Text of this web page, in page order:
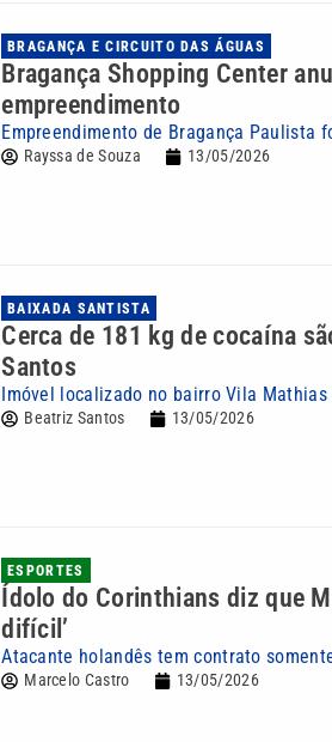
BRAGANÇA E CIRCUITO DAS ÁGUAS
Bragança Shopping Center
empreendimento
Empreendimento de Bragança Paulista
Rayssa de Souza 13/05/2026
BAIXADA SANTISTA
Cerca de 181 kg de cocaína
Santos
Imóvel localizado no bairro Vila
Beatriz Santos 13/05/2026
ESPORTES
Ídolo do Corinthians diz que
difícil’
Atacante holandês tem contrato
Marcelo Castro 13/05/2026